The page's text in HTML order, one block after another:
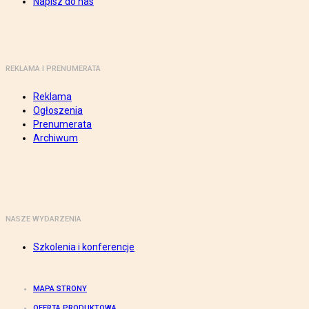
REKLAMA I PRENUMERATA
Reklama
Ogłoszenia
Prenumerata
Archiwum
NASZE WYDARZENIA
Szkolenia i konferencje
MAPA STRONY